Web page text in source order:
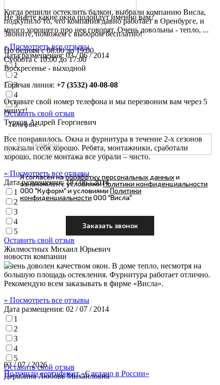
Когда решили остеклить балкон, выбрали компанию Висла,
подкупило то, что компания давно работает в Оренбурге, и
много хорошего про нее говорят. Очень довольны - тепло, ...
» Посмотреть все отзывы
Дата размещения: 03 / 06 / 2014
1
2
3
4
5
Оставить свой отзыв
Турков Андрей Георгиевич
Все понравилось. Окна и фурнитура в течение 2-х сезонов
показали себя хорошо. Ребята, монтажники, сработали
хорошо, после монтажа все убрали – чисто.
» Посмотреть все отзывы
Дата размещения:18 / 06 / 2014
1
2
3
4
5
Оставить свой отзыв
Жилмостных Михаил Юрьевич
Очень доволен качеством окон. В доме тепло, несмотря на
большую площадь остекления. Фурнитура работает отлично.
Рекомендую всем заказывать в фирме «Висла».
» Посмотреть все отзывы
Дата размещения: 02 / 07 / 2014
1
2
3
4
5
Оставить свой отзыв
Дерябина Любовь Михайловна
Не знаете какие окна подойдут именно вам?
Звоните, поможем с выбором бесплатно!
По будням с 08:00 до 19:00
Суббота с 10:00 до 17:00
Воскресенье - выходной
Горячая линия: +7 (3532) 40-08-08
Оставьте свой номер телефона и мы перезвоним вам через 5
минут!
Телефон:
Я согласен наобработку персональных данныхи
ознакомлен с условиямиПолитики конфиденциальности
ООО "Куформ" и условиямиПолитики
конфиденциальностиООО "Висла"
новости компании
03 / 07 / 2026
Получили сертификат «Сделано в России»